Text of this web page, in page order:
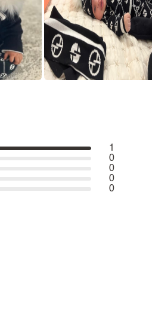
1
0
0
0
0